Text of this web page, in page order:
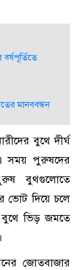
মানববন্ধন
বুথে দীর্ঘ
এ সময় পুরুষদের
বুথগুলোতে
দিয়ে চলে
ভিড় জমতে
জোতবাজার